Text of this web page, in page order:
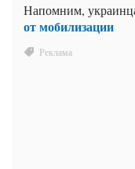
Напомним,
от мобилизации